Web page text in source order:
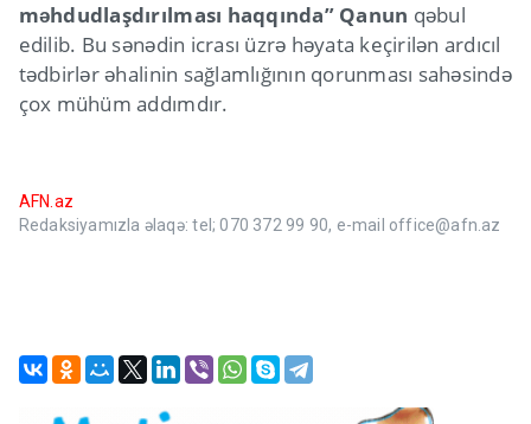
məhdudlaşdırılması haqqında” Qanun qəbul
edilib. Bu sənədin icrası üzrə həyata keçirilən ardıcıl
tədbirlər əhalinin sağlamlığının qorunması sahəsində
çox mühüm addımdır.
AFN.az
Redaksiyamızla əlaqə: tel; 070 372 99 90, e-mail office@afn.az